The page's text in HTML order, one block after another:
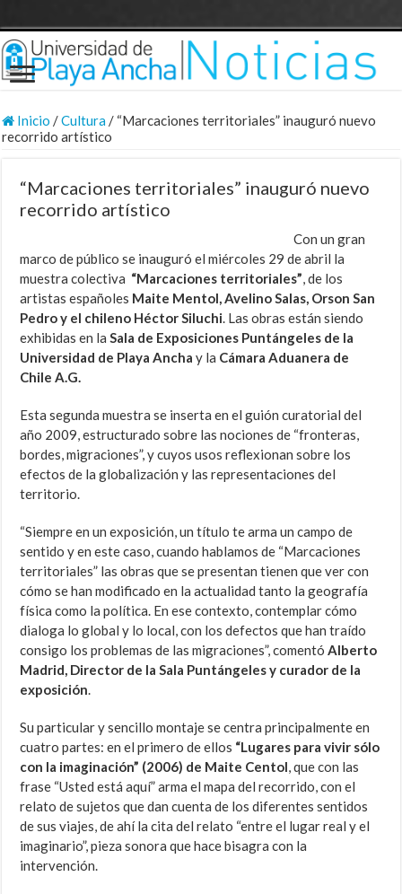
Inicio /Cultura/ “Marcaciones territoriales” inauguró nuevo
recorrido artístico
“Marcaciones territoriales” inauguró nuevo
recorrido artístico
Con un gran
marco de público se inauguró el miércoles 29 de abril la
muestra colectiva “Marcaciones territoriales”, de los
artistas españoles Maite Mentol, Avelino Salas, Orson San
Pedro y el chileno Héctor Siluchi. Las obras están siendo
exhibidas en laSala de Exposiciones Puntángeles de la
Universidad de Playa Ancha y la Cámara Aduanera de
Chile A.G.
Esta segunda muestra se inserta en el guión curatorial del
año 2009, estructurado sobre las nociones de “fronteras,
bordes, migraciones”, y cuyos usos reflexionan sobre los
efectos de la globalización y las representaciones del
territorio.
“Siempre en un exposición, un título te arma un campo de
sentido y en este caso, cuando hablamos de “Marcaciones
territoriales” las obras que se presentan tienen que ver con
cómo se han modificado en la actualidad tanto la geografía
física como la política. En ese contexto, contemplar cómo
dialoga lo global y lo local, con los defectos que han traído
consigo los problemas de las migraciones”, comentóAlberto
Madrid, Director de la Sala Puntángeles y curador de la
exposición.
Su particular y sencillo montaje se centra principalmente en
cuatro partes: en el primero de ellos “Lugares para vivir sólo
con la imaginación” (2006) de Maite Centol, que con las
frase “Usted está aquí” arma el mapa del recorrido, con el
relato de sujetos que dan cuenta de los diferentes sentidos
de sus viajes, de ahí la cita del relato “entre el lugar real y el
imaginario”, pieza sonora que hace bisagra con la
intervención.